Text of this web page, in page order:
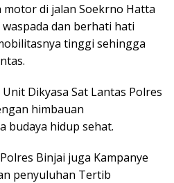
di jalan Soekrno Hatta
dan berhati hati
tinggi sehingga
Dikyasa Sat Lantas Polres
himbauan
budaya hidup sehat.
Binjai juga Kampanye
penyuluhan Tertib